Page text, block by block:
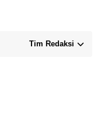
Tim Redaksi